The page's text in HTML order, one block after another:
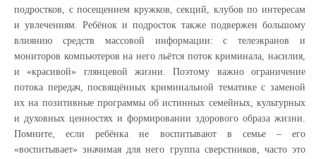
подростков, с посещением кружков, секций, клубов по интересам
и увлечениям. Ребёнок и подросток также подвержен большому
влиянию средств массовой информации: с телеэкранов и
мониторов компьютеров на него льётся поток криминала, насилия,
и «красивой» глянцевой жизни. Поэтому важно ограничение
потока передач, посвящённых криминальной тематике с заменой
их на позитивные программы об истинных семейных, культурных
и духовных ценностях и формировании здорового образа жизни.
Помните, если ребёнка не воспитывают в семье – его
«воспитывает» значимая для него группа сверстников, часто это